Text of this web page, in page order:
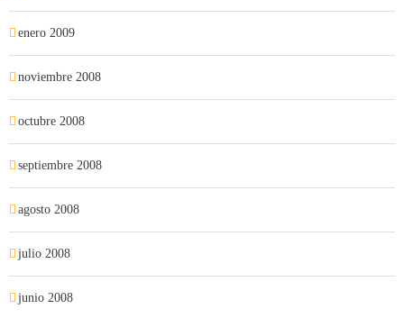
enero 2009
noviembre 2008
octubre 2008
septiembre 2008
agosto 2008
julio 2008
junio 2008